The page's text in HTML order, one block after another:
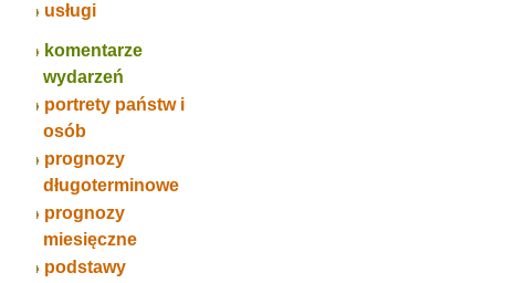
usługi
komentarze
wydarzeń
portrety państw i
osób
prognozy
długoterminowe
prognozy
miesięczne
podstawy